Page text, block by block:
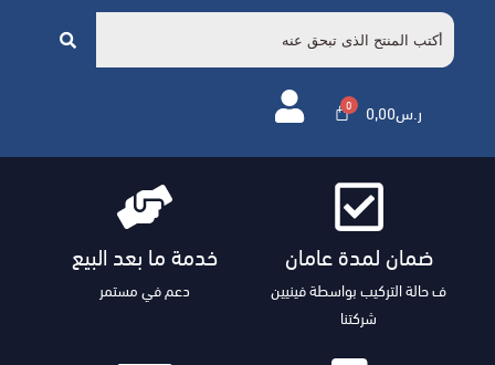
0,00ر.س
ضمان لمدة عامان
ف حالة التركيب بواسطة فينيين
شركتنا
خدمة ما بعد البيع
دعم في مستمر